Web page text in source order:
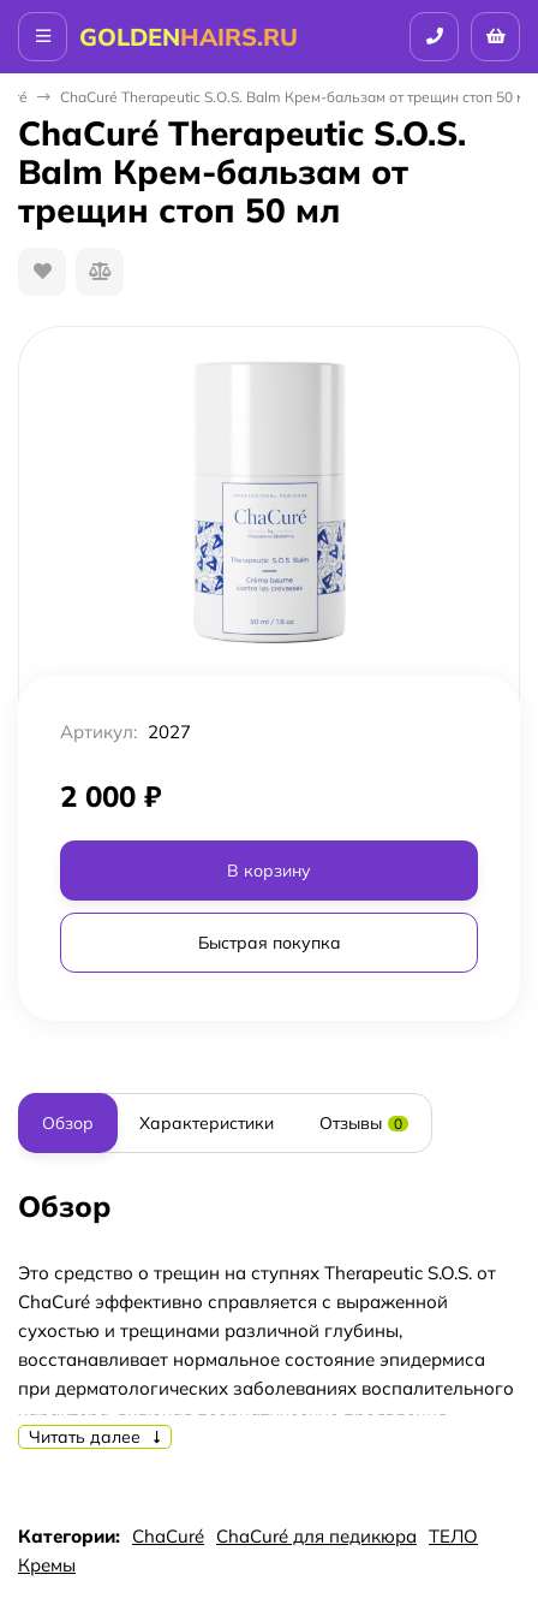
GOLDENHAIRS.RU
ChaCuré Therapeutic S.O.S. Balm Крем-бальзам от трещин стоп 50 мл
ChaCuré Therapeutic S.O.S.
Balm Крем-бальзам от
трещин стоп 50 мл
Артикул: 2027
2 000 ₽
В корзину
Быстрая покупка
Обзор Характеристики Отзывы 0
Обзор
Это средство о трещин на ступнях Therapeutic S.O.S. от
ChaCuré эффективно справляется с выраженной
сухостью и трещинами различной глубины,
восстанавливает нормальное состояние эпидермиса
при дерматологических заболеваниях воспалительного
характера, включая псориатические проявления.
ментола, химические пилинг-кислоты (AHA), а также
мочевину для глубокого увлажнения. Основу
Читать далее
Категории: ChaCuré ChaСuré для педикюра ТЕЛО
Кремы